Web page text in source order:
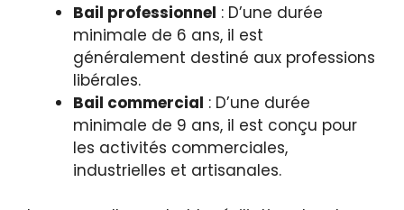
Bail professionnel : D’une durée
minimale de 6 ans, il est
généralement destiné aux professions
libérales.
Bail commercial : D’une durée
minimale de 9 ans, il est conçu pour
les activités commerciales,
industrielles et artisanales.